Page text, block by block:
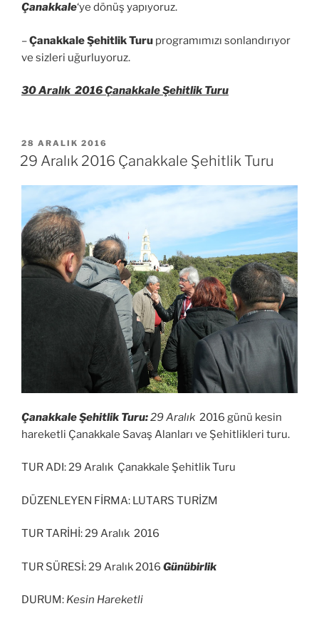
Çanakkale‘ye dönüş yapıyoruz.
–Çanakkale Şehitlik Turu programımızı sonlandırıyor
ve sizleri uğurluyoruz.
30 Aralık 2016 Çanakkale Şehitlik Turu
YAYIM
TARIHI
28 ARALIK 2016
29 Aralık 2016 Çanakkale Şehitlik Turu
Çanakkale Şehitlik Turu:29 Aralık 2016 günü kesin
hareketli Çanakkale Savaş Alanları ve Şehitlikleri turu.
TUR ADI: 29 Aralık Çanakkale Şehitlik Turu
DÜZENLEYEN FİRMA: LUTARS TURİZM
TUR TARİHİ: 29 Aralık 2016
TUR SÜRESİ: 29 Aralık 2016 Günübirlik
DURUM: Kesin Hareketli